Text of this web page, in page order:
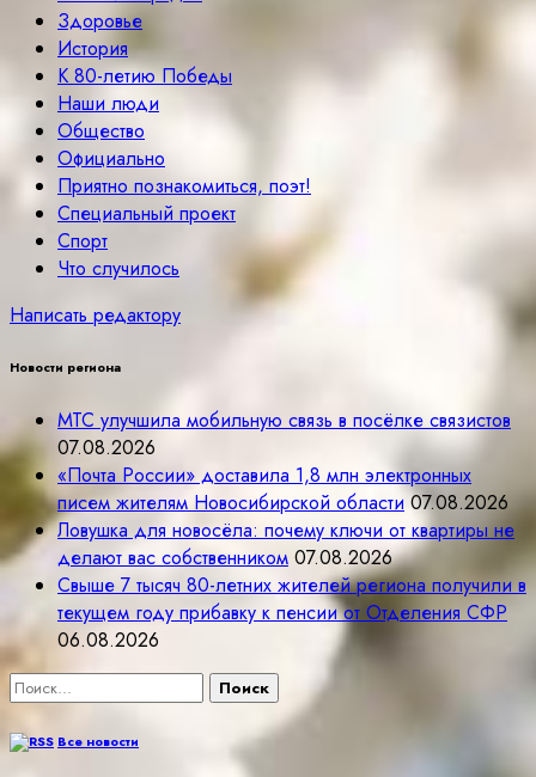
Здоровье
История
К 80-летию Победы
Наши люди
Общество
Официально
Приятно познакомиться, поэт!
Специальный проект
Спорт
Что случилось
Написать редактору
Новости региона
МТС улучшила мобильную связь в посёлке связистов
07.08.2026
«Почта России» доставила 1,8 млн электронных
писем жителям Новосибирской области 07.08.2026
Ловушка для новосёла: почему ключи от квартиры не
делают вас собственником 07.08.2026
Свыше 7 тысяч 80-летних жителей региона получили в
текущем году прибавку к пенсии от Отделения СФР
06.08.2026
Найти:
Все новости